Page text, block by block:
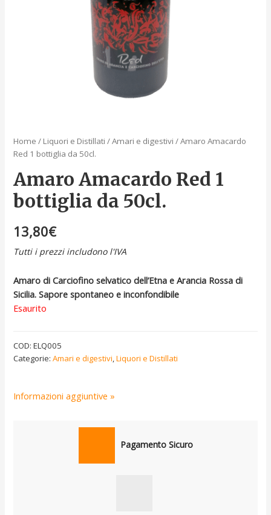
Home / Liquori e Distillati /Amari e digestivi / Amaro Amacardo
Red 1 bottiglia da 50cl.
Amaro Amacardo Red 1
bottiglia da 50cl.
13,80€
Tutti i prezzi includono l'IVA
Amaro di Carciofino selvatico dell’Etna e Arancia Rossa di
Sicilia. Sapore spontaneo e inconfondibile
Esaurito
COD:ELQ005
Categorie:Amari e digestivi,Liquori e Distillati
Informazioni aggiuntive »
Pagamento Sicuro